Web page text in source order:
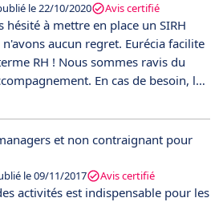
le 22/10/2020 Avis certifié
à mettre en place un SIRH
aucun regret. Eurécia facilite
RH ! Nous sommes ravis du
En cas de besoin, le
dans les 24h.
et non contraignant pour
le 09/11/2017 Avis certifié
activités est indispensable pour les